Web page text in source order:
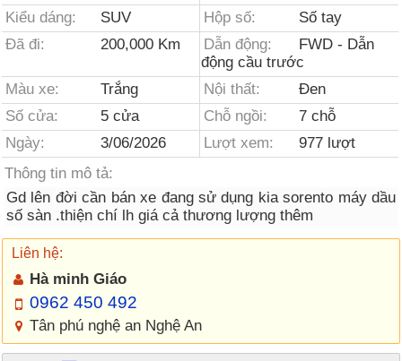
Kiểu dáng:
SUV Hộp số:
Số tay
Đã đi:
200,000 Km Dẫn động:
FWD - Dẫn
động cầu trước
Màu xe:
Trắng Nội thất:
Đen
Số cửa:
5 cửa Chỗ ngồi:
7 chỗ
Ngày:
3/06/2026 Lượt xem:
977 lượt
Thông tin mô tả:
Gd lên đời cần bán xe đang sử dụng kia sorento máy dầu
số sàn .thiện chí lh giá cả thương lượng thêm
Liên hệ:
Hà minh Giáo
0962 450 492
Tân phú nghệ an Nghệ An